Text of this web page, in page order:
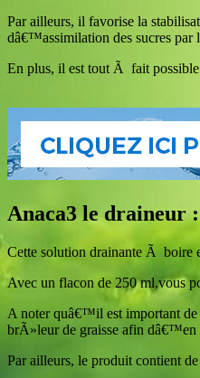
Par ailleurs, il favorise la
dâ€™assimilation des sucres par
En plus, il est tout Ã fait possible
Anaca3 le draineur
Cette solution drainante Ã boire
Avec un flacon de 250 ml,vous
A noter quâ€™il est important de
brÃ»leur de graisse afin
Par ailleurs, le produit contient